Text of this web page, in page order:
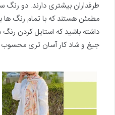
طرفداران بیشتری دارند. دو
مطمئن هستند که با تمام رنگ
داشته باشید که استایل کردن
جیغ و شاد کار آسان تری